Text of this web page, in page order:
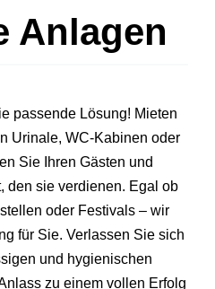
Angebot
Service
Kontakt
Anlagen
passende Lösung! Mieten
Urinale, WC-Kabinen oder
Sie Ihren Gästen und
den sie verdienen. Egal ob
oder Festivals – wir
für Sie. Verlassen Sie sich
und hygienischen
zu einem vollen Erfolg